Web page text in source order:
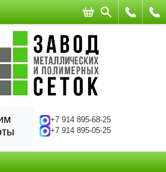
+7 914 895-68-25
+7 914 895-05-25